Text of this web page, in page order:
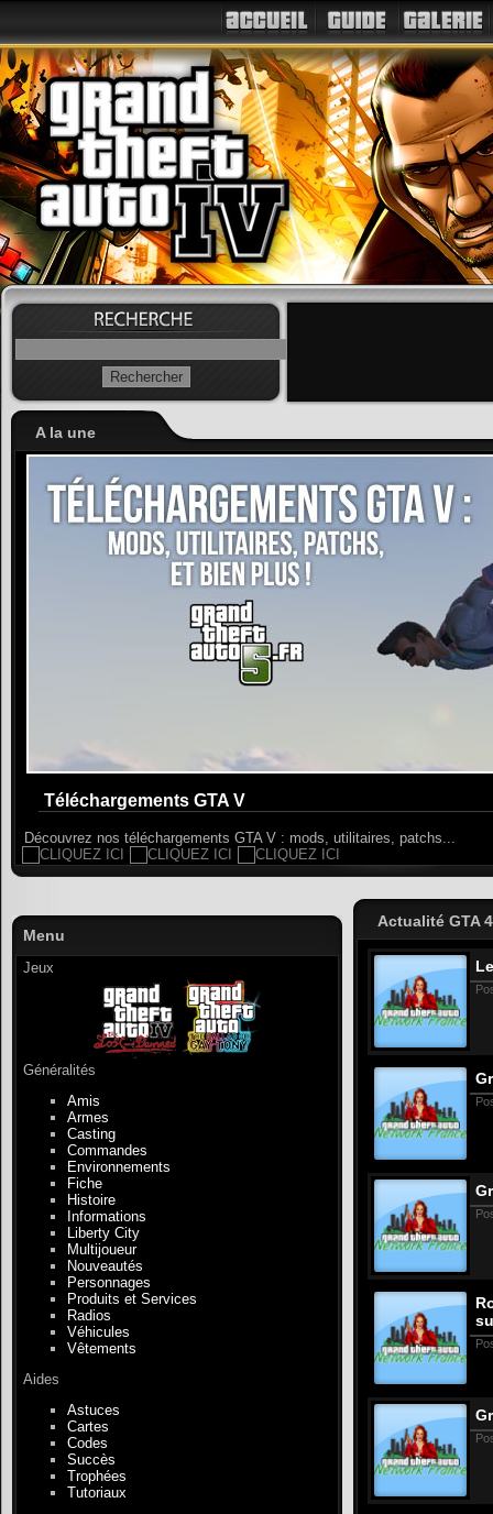
A la une
Téléchargements GTA V
Découvrez nos téléchargements GTA V : mods, utilitaires, patchs...
Menu
Jeux
Généralités
Amis
Armes
Casting
Commandes
Environnements
Fiche
Histoire
Informations
Liberty City
Multijoueur
Nouveautés
Personnages
Produits et Services
Radios
Véhicules
Vêtements
Aides
Astuces
Cartes
Codes
Succès
Trophées
Tutoriaux
Actualité GTA